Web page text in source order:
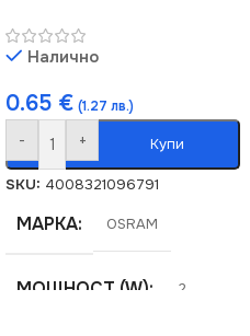
Налично
0.65 € (1.27 лв.)
- + Купи
SKU: 4008321096791
МАРКА OSRAM
МОЩНОСТ (W) 2